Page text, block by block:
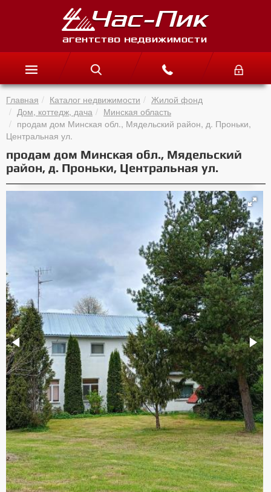
Главная Каталог недвижимости
Жилой фонд
Дом, коттедж, дача
Минская область
продам дом Минская обл., Мядельский район, д. Проньки,
Центральная ул.
продам дом Минская обл., Мядельский
район, д. Проньки, Центральная ул.